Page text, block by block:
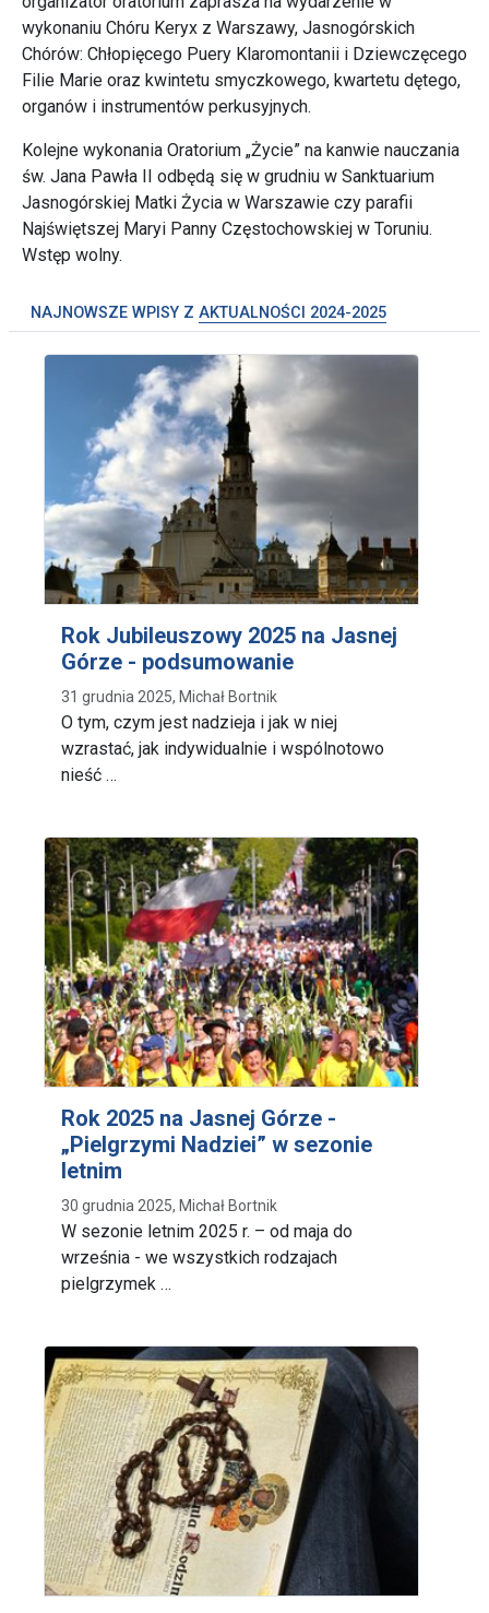
wykonaniu Chóru Keryx z Warszawy, Jasnogórskich
Chórów: Chłopięcego Puery Klaromontanii i Dziewczęcego
Filie Marie oraz kwintetu smyczkowego, kwartetu dętego,
organów i instrumentów perkusyjnych.
Kolejne wykonania Oratorium „Życie” na kanwie nauczania
św. Jana Pawła II odbędą się w grudniu w Sanktuarium
Jasnogórskiej Matki Życia w Warszawie czy parafii
Najświętszej Maryi Panny Częstochowskiej w Toruniu.
Wstęp wolny.
NAJNOWSZE WPISY Z AKTUALNOŚCI 2024-2025
Rok Jubileuszowy 2025 na Jasnej
Górze - podsumowanie
31 grudnia 2025, Michał Bortnik
O tym, czym jest nadzieja i jak w niej
wzrastać, jak indywidualnie i wspólnotowo
nieść …
Rok 2025 na Jasnej Górze -
„Pielgrzymi Nadziei” w sezonie
letnim
30 grudnia 2025, Michał Bortnik
W sezonie letnim 2025 r. – od maja do
września - we wszystkich rodzajach
pielgrzymek …